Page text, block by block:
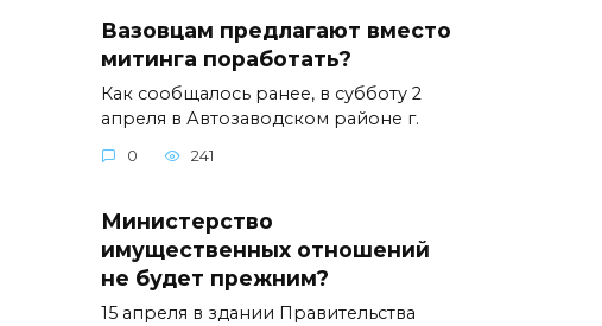
Вазовцам предлагают вместо
митинга поработать?
Как сообщалось ранее, в субботу 2
апреля в Автозаводском районе г.
0 241
Министерство
имущественных отношений
не будет прежним?
15 апреля в здании Правительства